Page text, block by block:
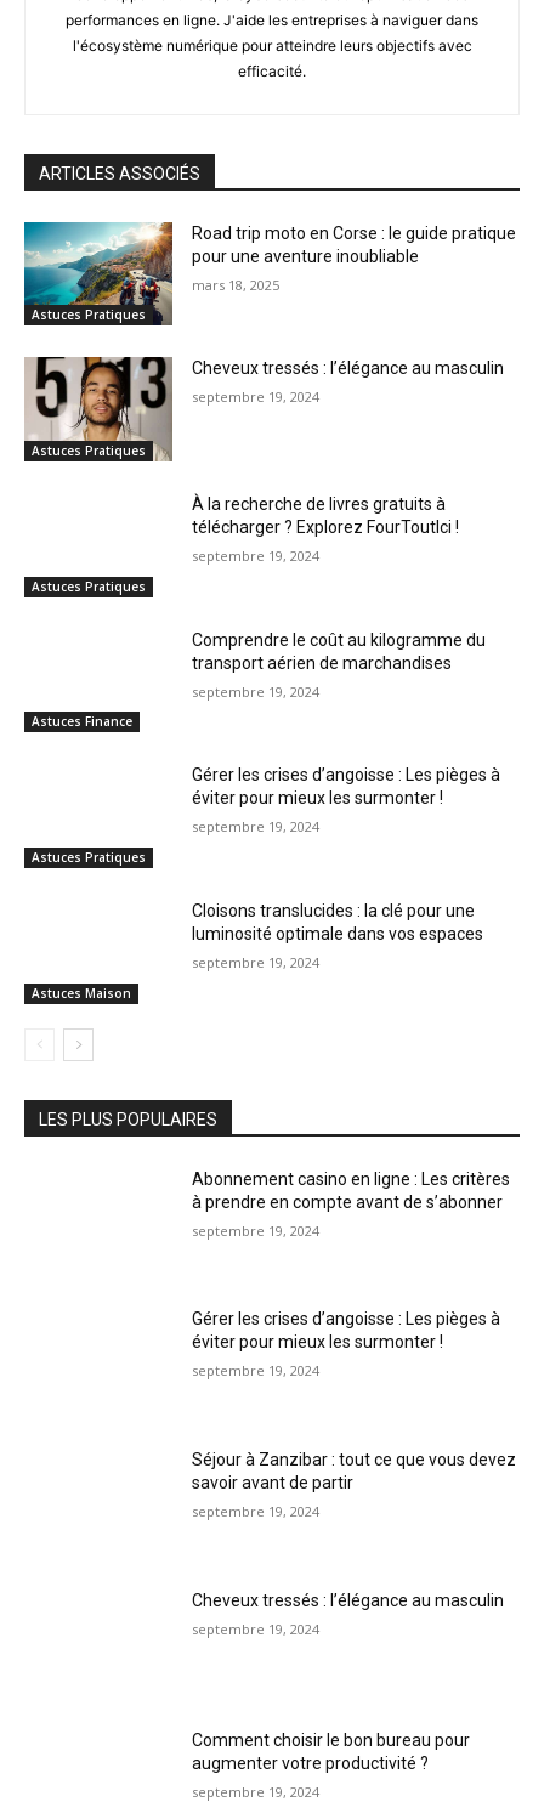
performances en ligne. J'aide les entreprises à naviguer dans
l'écosystème numérique pour atteindre leurs objectifs avec
efficacité.
ARTICLES ASSOCIÉS
Astuces Pratiques
Road trip moto en Corse : le guide pratique
pour une aventure inoubliable
mars 18, 2025
Astuces Pratiques
Cheveux tressés : l’élégance au masculin
septembre 19, 2024
Astuces Pratiques
À la recherche de livres gratuits à
télécharger ? Explorez FourToutIci !
septembre 19, 2024
Astuces Finance
Comprendre le coût au kilogramme du
transport aérien de marchandises
septembre 19, 2024
Astuces Pratiques
Gérer les crises d’angoisse : Les pièges à
éviter pour mieux les surmonter !
septembre 19, 2024
Astuces Maison
Cloisons translucides : la clé pour une
luminosité optimale dans vos espaces
septembre 19, 2024
LES PLUS POPULAIRES
Abonnement casino en ligne : Les critères
à prendre en compte avant de s’abonner
septembre 19, 2024
Gérer les crises d’angoisse : Les pièges à
éviter pour mieux les surmonter !
septembre 19, 2024
Séjour à Zanzibar : tout ce que vous devez
savoir avant de partir
septembre 19, 2024
Cheveux tressés : l’élégance au masculin
septembre 19, 2024
Comment choisir le bon bureau pour
augmenter votre productivité ?
septembre 19, 2024